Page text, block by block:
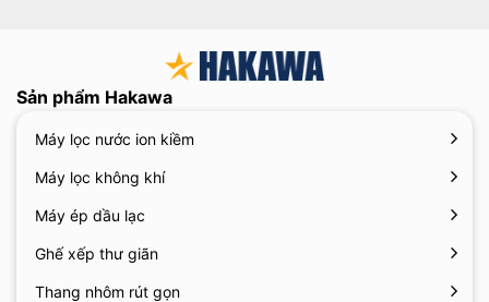
Sản phẩm Hakawa
Máy lọc nước ion kiềm
Máy lọc không khí
Máy ép dầu lạc
Ghế xếp thư giãn
Thang nhôm rút gọn